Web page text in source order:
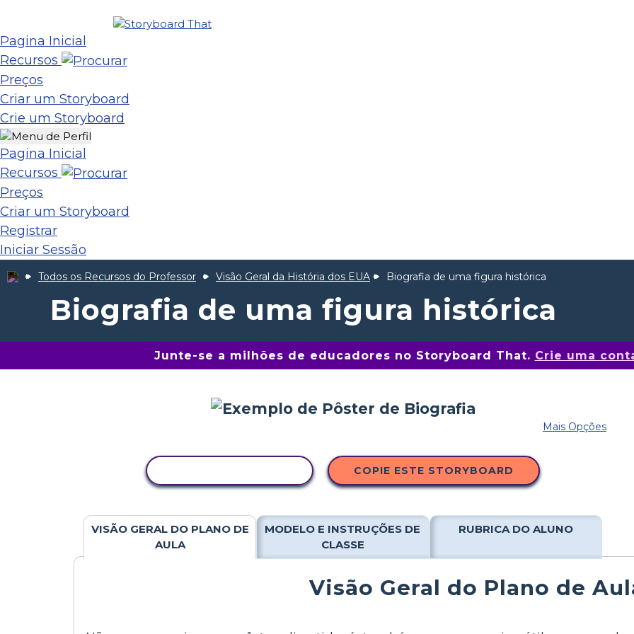
Pagina Inicial
Recursos
Preços
Criar um Storyboard
Crie um Storyboard
Pagina Inicial
Recursos
Preços
Criar um Storyboard
Registrar
Iniciar Sessão
Todos os Recursos do Professor Visão Geral da História dos EUA Biografia de uma figura histórica
Biografia de uma figura histórica
Junte-se a milhões de educadores no Storyboard That. Crie uma
Mais Opções
COPIE ESTE STORYBOARD
VISÃO GERAL DO PLANO DE
AULA
MODELO E INSTRUÇÕES DE
CLASSE
RUBRICA DO ALUNO
Visão Geral do Plano de